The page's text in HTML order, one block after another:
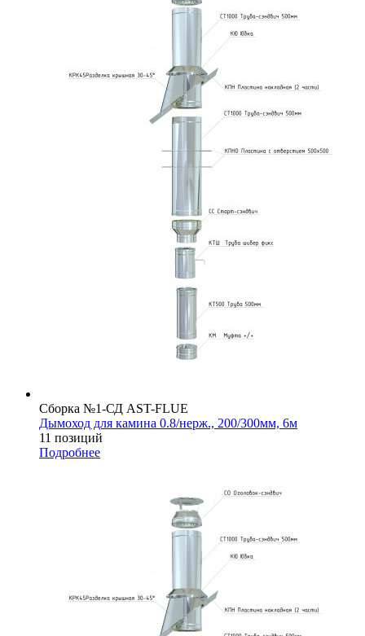
Сборка №1-СД AST-FLUE
Дымоход для камина 0.8/нерж., 200/300мм, 6м
11 позиций
Подробнее